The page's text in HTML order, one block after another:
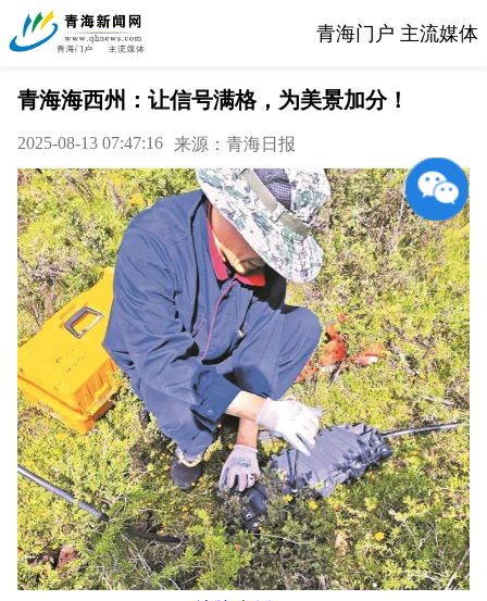
青海门户 主流媒体
青海海西州：让信号满格，为美景加分！
2025-08-13 07:47:16 来源：青海日报